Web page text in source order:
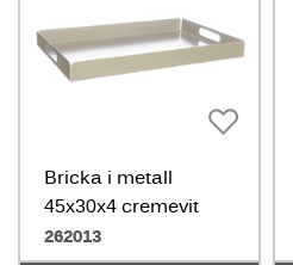
Bricka i metall
45x30x4 cremevit
262013